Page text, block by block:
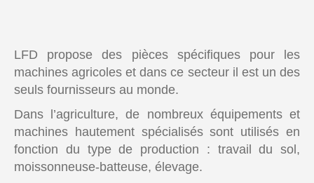
LFD propose des pièces spécifiques pour les
machines agricoles et dans ce secteur il est un des
seuls fournisseurs au monde.
Dans l’agriculture, de nombreux équipements et
machines hautement spécialisés sont utilisés en
fonction du type de production : travail du sol,
moissonneuse-batteuse, élevage.